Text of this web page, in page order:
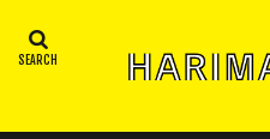
注目ワードから記事を探す